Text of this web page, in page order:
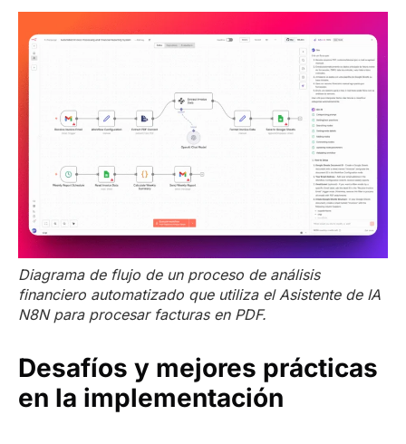
Diagrama de flujo de un proceso de análisis
financiero automatizado que utiliza el Asistente de IA
N8N para procesar facturas en PDF.
Desafíos y mejores prácticas
en la implementación